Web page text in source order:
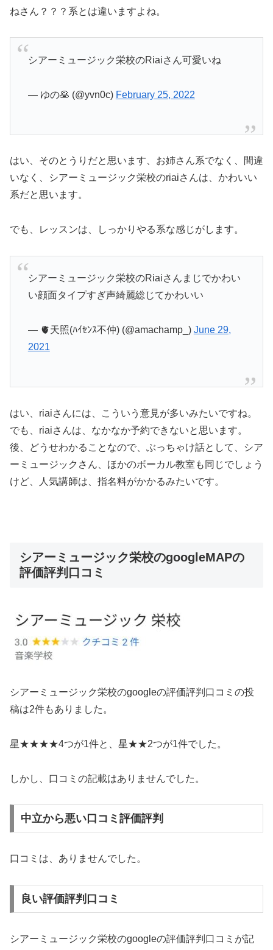
ねさん？？？系とは違いますよね。
シアーミュージック栄校のRiaiさん可愛いね
— ゆの🥞 (@yvn0c) February 25, 2022
はい、そのとうりだと思います、お姉さん系でなく、間違
いなく、シアーミュージック栄校のriaiさんは、かわいい
系だと思います。
でも、レッスンは、しっかりやる系な感じがします。
シアーミュージック栄校のRiaiさんまじでかわい
い顔面タイプすぎ声綺麗総じてかわいい
— 🫀天照(ﾊｲｾﾝｽ不仲) (@amachamp_) June 29,
2021
はい、riaiさんには、こういう意見が多いみたいですね。
でも、riaiさんは、なかなか予約できないと思います。
後、どうせわかることなので、ぶっちゃけ話として、シア
ーミュージックさん、ほかのボーカル教室も同じでしょう
けど、人気講師は、指名料がかかるみたいです。
シアーミュージック栄校のgoogleMAPの
評価評判口コミ
シアーミュージック栄校のgoogleの評価評判口コミの投
稿は2件もありました。
星★★★★4つが1件と、星★★2つが1件でした。
しかし、口コミの記載はありませんでした。
中立から悪い口コミ評価評判
口コミは、ありませんでした。
良い評価評判口コミ
シアーミュージック栄校のgoogleの評価評判口コミが記